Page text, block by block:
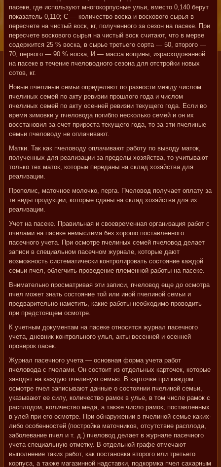
пасеке, где используют многокорпусные ульи, вместо 0,140 берут
показатель 0,110; С — количество воска и воскового сырья в
пересчете на чистый воск, кг, полученного за сезон на пасеке. При
пересчете воскового сырья на чистый воск считают, что в мерве
содержится 25 % воска, в сырье третьего сорта — 50, второго —
70, первого — 90 % воска; И — масса вощины, израсходованной
на пасеке в течение пчеловодного сезона для отстройки новых
сотов, кг.
Новые пчелиные семьи определяют по разности между числом
пчелиных семей по акту ревизии прошлого года и числом
пчелиных семей по акту осенней ревизии текущего года. Если во
время зимовки у пчеловода погибло несколько семей и он их
восстановил за счет прироста текущего года, то за эти пчелиные
семьи пчеловоду не оплачивают.
Матки. Так как пчеловоду оплачивают работу по выводу маток,
полученных для реализации за пределы хозяйства, то учитывают
только тех маток, которые переданы на склад хозяйства для
реализации.
Прополис, маточное молочко, перга. Пчеловод получает оплату за
те виды продукции, которые сданы на склад хозяйства для их
реализации.
Учет на пасеке. Правильная и своевременная организация работ с
пчелами на пасеке немыслима без хорошо поставленного
пасечного учета. При осмотре пчелиных семей пчеловод делает
записи в специальном пасечном журнале, которые дают
возможность систематически контролировать состояние каждой
семьи пчел, облегчить проведение племенной работы на пасеке.
Внимательно просматривая эти записи, пчеловод еще до осмотра
пчел может знать состояние той или иной пчелиной семьи и
предварительно наметить, какие работы необходимо проводить
при предстоящем осмотре.
К учетным документам на пасеке относятся журнал пасечного
учета, дневник контрольного улья, акты весенней и осенней
проверок пасек.
Журнал пасечного учета — основная форма учета работ
пчеловода с пчелами. Он состоит из отдельных карточек, которые
заводят на каждую пчелиную семью. В карточке при каждом
осмотре пчел записывают данные о состоянии пчелиной семьи,
указывают ее силу, количество рамок в улье, в том числе рамок с
расплодом, количество меда, а также число рамок, поставленных
в улей при его осмотре. При обнаружении в пчелиной семье каких-
либо особенностей (постройка маточников, отсутствие расплода,
заболевание пчел и т. д.) пчеловод делает в журнале пасечного
учета специальную отметку. В отдельной графе отмечают
выполнение таких работ, как постановка второго или третьего
корпуса, а также магазинной надставки, подкормка пчел сахарным